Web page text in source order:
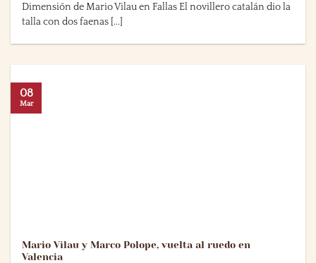
Dimensión de Mario Vilau en Fallas El novillero catalán dio la
talla con dos faenas [...]
Mario Vilau y Marco Polope, vuelta al ruedo en
Valencia
08
Mar